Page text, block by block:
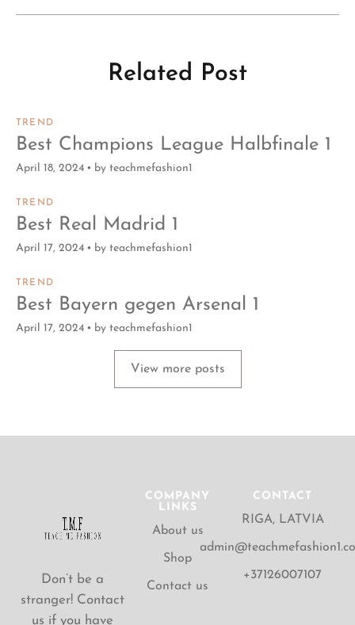
Related Post
TREND
Best Champions League Halbfinale 1
April 18, 2024 by teachmefashion1
TREND
Best Real Madrid 1
April 17, 2024 by teachmefashion1
TREND
Best Bayern gegen Arsenal 1
April 17, 2024 by teachmefashion1
View more posts
Don’t be a
stranger! Contact
us if you have
COMPANY
LINKS
About us
Shop
Contact us
CONTACT
RIGA, LATVIA
+37126007107